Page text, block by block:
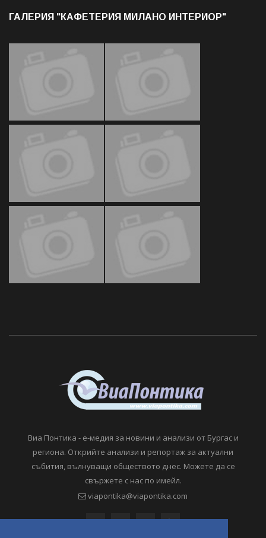
ГАЛЕРИЯ "КАФЕТЕРИЯ МИЛАНО ИНТЕРИОР"
Виа Понтика - е-медия за новини и анализи от Бургас и
региона. Открийте анализи и репортаж за актуални
събития, вълнуващи обществото днес. Можете да се
свържете с нас по имейл.
viapontika@viapontika.com